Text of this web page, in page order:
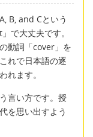
B, and Cという
で大丈夫です。
動詞「cover」を
れで日本語の逐
れます。
言い方です。授
を思い出すよう